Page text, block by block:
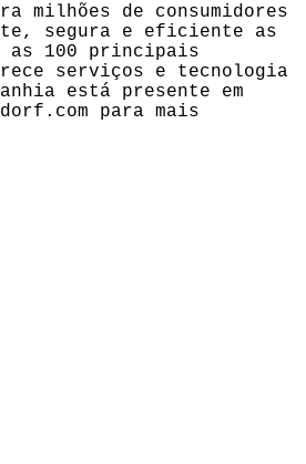
milhões de consumidores
segura e eficiente as
as 100 principais
serviços e tecnologia
está presente em
para mais